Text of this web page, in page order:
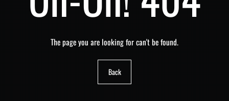
The page you are looking for can't be found.
Back